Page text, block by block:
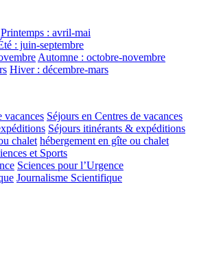
Printemps : avril-mai
: juin-septembre
Automne : octobre-novembre
Hiver : décembre-mars
vacances Séjours en Centres de vacances
Séjours itinérants & expéditions
chalet hébergement en gîte ou chalet
et Sports
Sciences pour l’Urgence
Journalisme Scientifique